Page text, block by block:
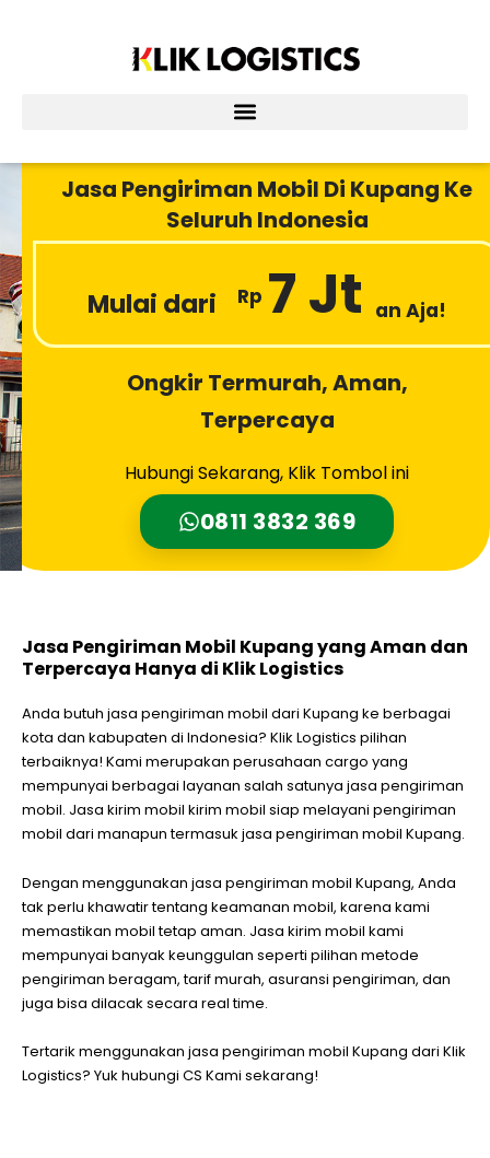
Jasa Pengiriman Mobil Di Kupang Ke
Seluruh Indonesia
Mulai dari Rp 7 Jt an Aja!
Ongkir Termurah, Aman,
Terpercaya
Hubungi Sekarang, Klik Tombol ini
0811 3832 369
Jasa Pengiriman Mobil Kupang yang Aman dan
Terpercaya Hanya di Klik Logistics
Anda butuh jasa pengiriman mobil dari Kupang ke berbagai
kota dan kabupaten di Indonesia? Klik Logistics pilihan
terbaiknya! Kami merupakan perusahaan cargo yang
mempunyai berbagai layanan salah satunya jasa pengiriman
mobil. Jasa kirim mobil kirim mobil siap melayani pengiriman
mobil dari manapun termasuk jasa pengiriman mobil Kupang.
Dengan menggunakan jasa pengiriman mobil Kupang, Anda
tak perlu khawatir tentang keamanan mobil, karena kami
memastikan mobil tetap aman. Jasa kirim mobil kami
mempunyai banyak keunggulan seperti pilihan metode
pengiriman beragam, tarif murah, asuransi pengiriman, dan
juga bisa dilacak secara real time.
Tertarik menggunakan jasa pengiriman mobil Kupang dari Klik
Logistics? Yuk hubungi CS Kami sekarang!